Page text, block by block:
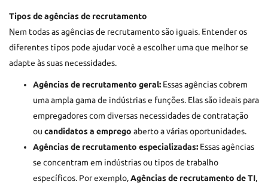
Tipos de agências de recrutamento
Nem todas as agências de recrutamento são iguais. Entender os
diferentes tipos pode ajudar você a escolher uma que melhor se
adapte às suas necessidades.
Agências de recrutamento geral: Essas agências cobrem
uma ampla gama de indústrias e funções. Elas são ideais para
empregadores com diversas necessidades de contratação
ou candidatos a emprego aberto a várias oportunidades.
Agências de recrutamento especializadas: Essas agências
se concentram em indústrias ou tipos de trabalho
específicos. Por exemplo,Agências de recrutamento de TI,